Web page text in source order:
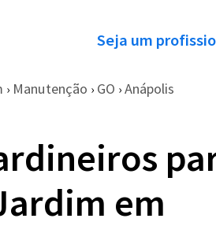
Seja um
› Manutenção › GO › Anápolis
em